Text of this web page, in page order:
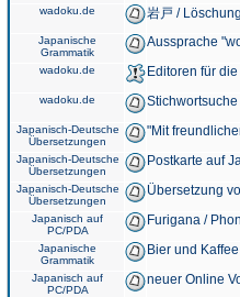
wadoku.de 岩戸 /
Japanische
Grammatik
Aussprache
wadoku.de Editoren für
wadoku.de
Japanisch-Deutsche
Übersetzungen
"Mit
Japanisch-Deutsche
Übersetzungen
Postkarte auf
Japanisch-Deutsche
Übersetzungen
Übersetzung
Japanisch auf
PC/PDA
Furigana /
Japanische
Grammatik
Bier und
Japanisch auf
PC/PDA
neuer Online